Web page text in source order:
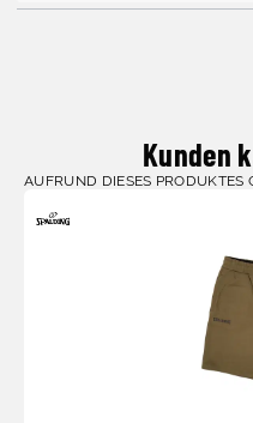
Kunden
AUFRUND DIESES PRODUKTES